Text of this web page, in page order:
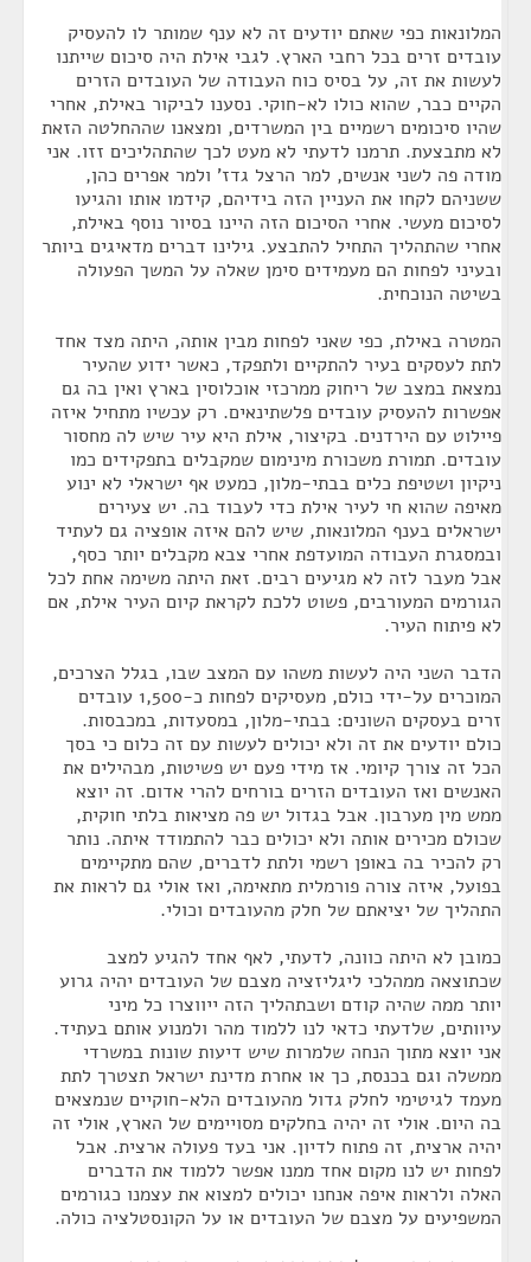
המלונאות כפי שאתם יודעים זה לא ענף שמותר לו להעסיק
עובדים זרים בכל רחבי הארץ. לגבי אילת היה סיכום שייתנו
לעשות את זה, על בסיס כוח העבודה של העובדים הזרים
הקיים כבר, שהוא כולו לא-חוקי. נסענו לביקור באילת, אחרי
שהיו סיכומים רשמיים בין המשרדים, ומצאנו שההחלטה הזאת
לא מתבצעת. תרמנו לדעתי לא מעט לכך שהתהליכים זזו. אני
מודה פה לשני אנשים, למר הרצל גדז' ולמר אפרים כהן,
ששניהם לקחו את העניין הזה בידיהם, קידמו אותו והגיעו
לסיכום מעשי. אחרי הסיכום הזה היינו בסיור נוסף באילת,
אחרי שהתהליך התחיל להתבצע. גילינו דברים מדאיגים ביותר
ובעיני לפחות הם מעמידים סימן שאלה על המשך הפעולה
בשיטה הנוכחית.
המטרה באילת, כפי שאני לפחות מבין אותה, היתה מצד אחד
לתת לעסקים בעיר להתקיים ולתפקד, כאשר ידוע שהעיר
נמצאת במצב של ריחוק ממרכזי אוכלוסין בארץ ואין בה גם
אפשרות להעסיק עובדים פלשתינאים. רק עכשיו מתחיל איזה
פיילוט עם הירדנים. בקיצור, אילת היא עיר שיש לה מחסור
עובדים. תמורת משכורת מינימום שמקבלים בתפקידים כמו
ניקיון ושטיפת כלים בבתי-מלון, כמעט אף ישראלי לא ינוע
מאיפה שהוא חי לעיר אילת כדי לעבוד בה. יש צעירים
ישראלים בענף המלונאות, שיש להם איזה אופציה גם לעתיד
ובמסגרת העבודה המועדפת אחרי צבא מקבלים יותר כסף,
אבל מעבר לזה לא מגיעים רבים. זאת היתה משימה אחת לכל
הגורמים המעורבים, פשוט ללכת לקראת קיום העיר אילת, אם
לא פיתוח העיר.
הדבר השני היה לעשות משהו עם המצב שבו, בגלל הצרכים,
המוכרים על-ידי כולם, מעסיקים לפחות כ-1,500 עובדים
זרים בעסקים השונים: בבתי-מלון, במסעדות, במכבסות.
כולם יודעים את זה ולא יכולים לעשות עם זה כלום כי בסך
הכל זה צורך קיומי. אז מידי פעם יש פשיטות, מבהילים את
האנשים ואז העובדים הזרים בורחים להרי אדום. זה יוצא
ממש מין מערבון. אבל בגדול יש פה מציאות בלתי חוקית,
שכולם מכירים אותה ולא יכולים כבר להתמודד איתה. נותר
רק להכיר בה באופן רשמי ולתת לדברים, שהם מתקיימים
בפועל, איזה צורה פורמלית מתאימה, ואז אולי גם לראות את
התהליך של יציאתם של חלק מהעובדים וכולי.
כמובן לא היתה כוונה, לדעתי, לאף אחד להגיע למצב
שכתוצאה ממהלכי ליגליזציה מצבם של העובדים יהיה גרוע
יותר ממה שהיה קודם ושבתהליך הזה ייווצרו כל מיני
עיוותים, שלדעתי כדאי לנו ללמוד מהר ולמנוע אותם בעתיד.
אני יוצא מתוך הנחה שלמרות שיש דיעות שונות במשרדי
ממשלה וגם בכנסת, כך או אחרת מדינת ישראל תצטרך לתת
מעמד לגיטימי לחלק גדול מהעובדים הלא-חוקיים שנמצאים
בה היום. אולי זה יהיה בחלקים מסויימים של הארץ, אולי זה
יהיה ארצית, זה פתוח לדיון. אני בעד פעולה ארצית. אבל
לפחות יש לנו מקום אחד ממנו אפשר ללמוד את הדברים
האלה ולראות איפה אנחנו יכולים למצוא את עצמנו כגורמים
המשפיעים על מצבם של העובדים או על הקונסטלציה כולה.